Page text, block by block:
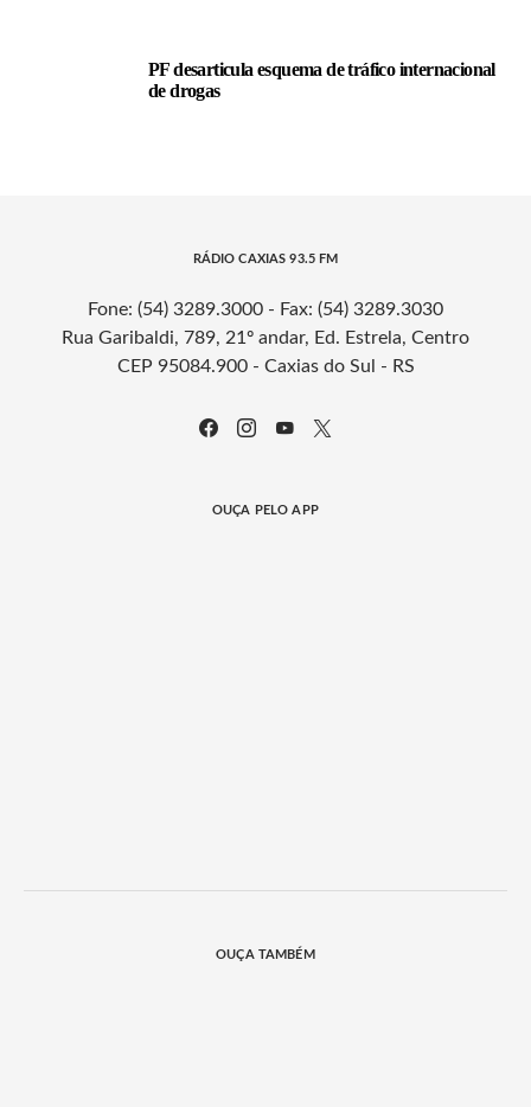
PF desarticula esquema de tráfico internacional
de drogas
RÁDIO CAXIAS 93.5 FM
Fone: (54) 3289.3000 - Fax: (54) 3289.3030
Rua Garibaldi, 789, 21º andar, Ed. Estrela, Centro
CEP 95084.900 - Caxias do Sul - RS
OUÇA PELO APP
OUÇA TAMBÉM